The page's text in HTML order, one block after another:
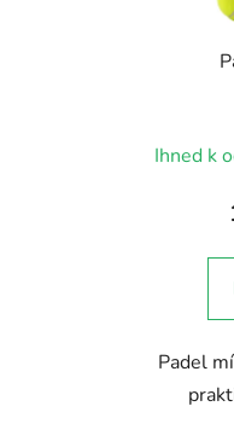
Ihned k
Padel